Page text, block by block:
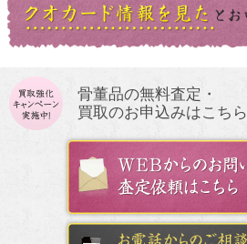
骨董品の無料査定・
買取のお申込みはこちら